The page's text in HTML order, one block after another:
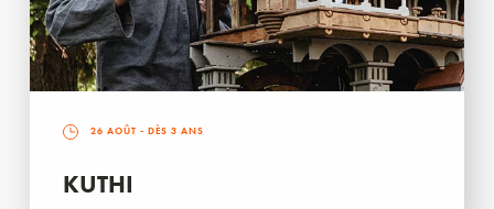
26 AOÛT - DÈS 3 ANS
KUTHI